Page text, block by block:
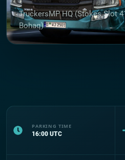
TruckersMP HQ (Stokes Slot
Bohaq)
PARKING TIME
16:00 UTC